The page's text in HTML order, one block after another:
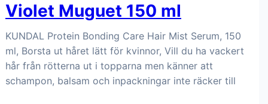
Violet Muguet 150 ml
KUNDAL Protein Bonding Care Hair Mist Serum, 150
ml, Borsta ut håret lätt för kvinnor, Vill du ha vackert
hår från rötterna ut i topparna men känner att
schampon, balsam och inpackningar inte räcker till